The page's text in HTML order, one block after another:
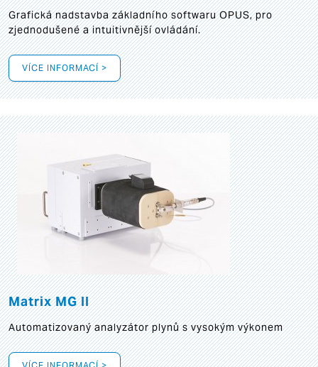
Grafickánadstavba základního softwaru OPUS, pro
zjednodušené a intuitivnější ovládání.
VÍCE INFORMACÍ >
Matrix MG II
Automatizovaný analyzátor plynů s vysokým výkonem